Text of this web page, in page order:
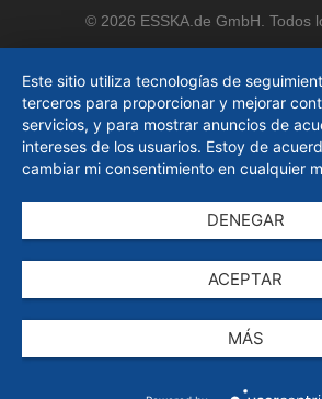
© 2026 ESSKA.de GmbH. Todos
Este sitio utiliza tecnologías de
terceros para proporcionar y mejorar
servicios, y para mostrar anuncios de
intereses de los usuarios. Estoy de
cambiar mi consentimiento en cualquier
DENEGAR
ACEPTAR
MÁS